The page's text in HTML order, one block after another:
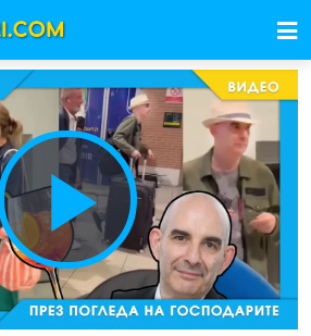
Play